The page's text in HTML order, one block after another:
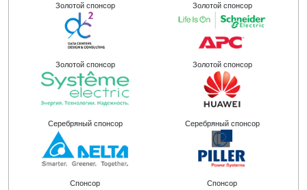
Золотой спонсор Золотой спонсор
Золотой спонсор Золотой спонсор
Серебряный спонсор Серебряный спонсор
Спонсор Спонсор